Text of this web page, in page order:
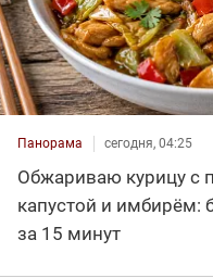
Панорама сегодня, 04:25
Обжариваю курицу с
капустой и имбирём:
за 15 минут